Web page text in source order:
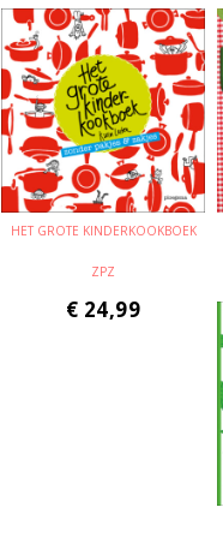
HET GROTE KINDERKOOKBOEK
ZPZ
€ 24,99